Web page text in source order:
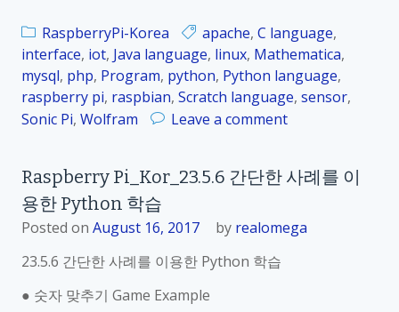
프
로
그
램
c
m
_
3
2
a
RaspberryPi-Korea apache, C language,
interface, iot, Java language, linux, Mathematica,
mysql, php, Program, python, Python language,
raspberry pi, raspbian, Scratch language, sensor,
Sonic Pi, Wolfram Leave a comment
a
p
Raspberry Pi_Kor_23.5.6 간단한 사례를 이
용한 Python 학습
Posted on August 16, 2017 by realomega
23.5.6 간단한 사례를 이용한 Python 학습
● 숫자 맞추기 Game Example